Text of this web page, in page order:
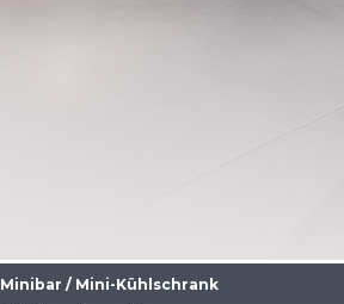
Minibar / Mini-Kühlschrank